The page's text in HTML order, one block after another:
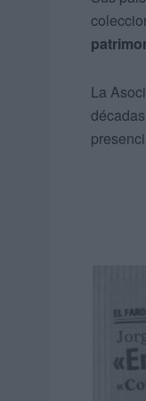
La